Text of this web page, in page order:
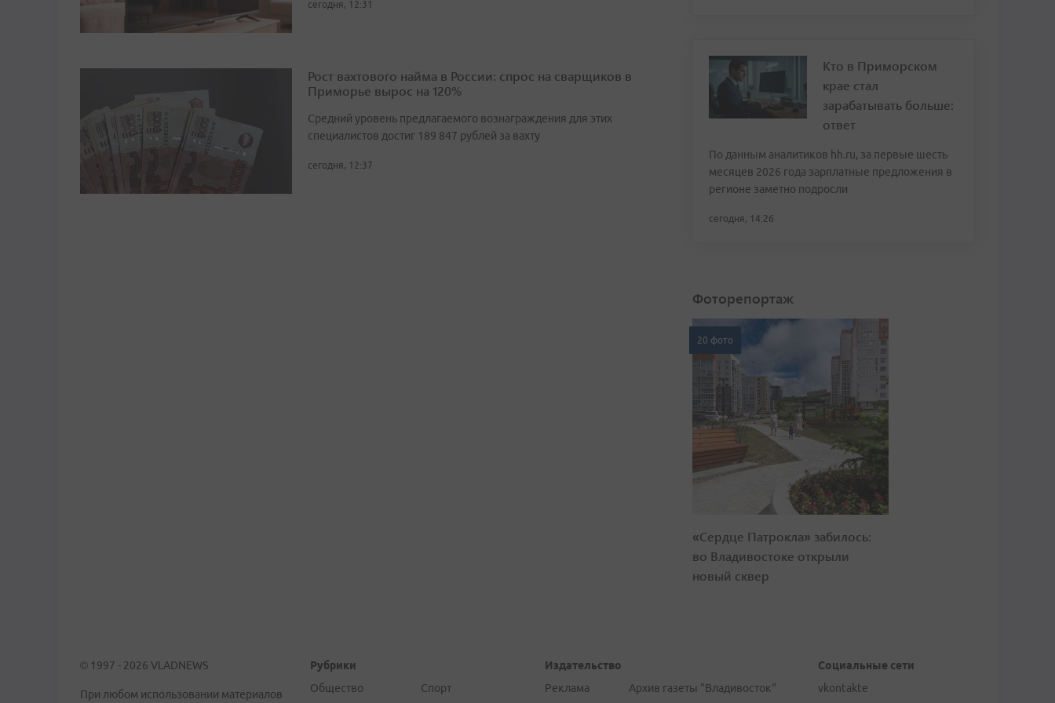
сегодня, 12:31
Рост вахтового найма в России: спрос на сварщиков в
Приморье вырос на 120%
Средний уровень предлагаемого вознаграждения для этих
специалистов достиг 189 847 рублей за вахту
сегодня, 12:37
Кто в Приморском
крае стал
зарабатывать больше:
ответ
По данным аналитиков hh.ru, за первые шесть
месяцев 2026 года зарплатные предложения в
регионе заметно подросли
сегодня, 14:26
Фоторепортаж
20 фото
«Сердце Патрокла» забилось:
во Владивостоке открыли
новый сквер
© 1997 - 2026 VLADNEWS
При любом использовании материалов
Рубрики
Общество
Спорт
Издательство
Реклама
Архив газеты "Владивосток"
Социальные сети
vkontakte